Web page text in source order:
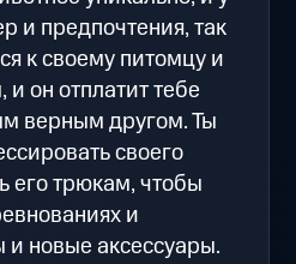
и предпочтения, так
к своему питомцу и
и он отплатит тебе
верным другом. Ты
своего
его трюкам, чтобы
и
и новые аксессуары.